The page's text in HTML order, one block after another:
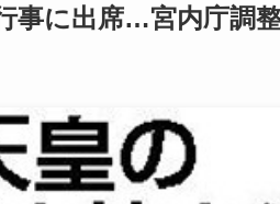
事に出席…宮内庁調